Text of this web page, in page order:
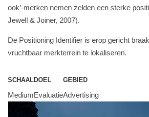
ook’-merken nemen zelden een sterke
Jewell & Joiner, 2007).
De Positioning Identifier is erop gericht
vruchtbaar merkterrein te lokaliseren.
SCHAAL
Medium
DOEL
Evaluatie
GEBIED
Advertising